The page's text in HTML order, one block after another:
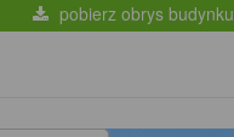
pobierz obrys budynku